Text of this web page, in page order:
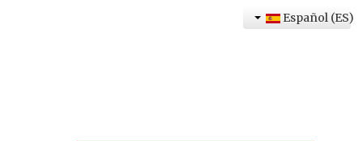
Español (ES)